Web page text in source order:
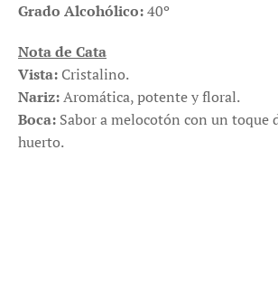
Grado Alcohólico:40º
Nota de Cata
Vista: Cristalino.
Nariz:Aromática, potente y floral.
Boca: Sabor a melocotón con un toque
huerto.